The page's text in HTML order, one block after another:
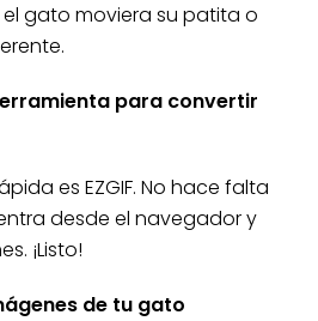
gato moviera su patita o
para convertir
es EZGIF. No hace falta
desde el navegador y
¡Listo!
de tu gato